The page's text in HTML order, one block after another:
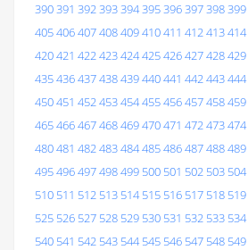
390391 392393394395396397398399
405406407408409410411 412413414
420421 422423424425426427428429
435436437438439440441 442443444
450451 452453454455456457458459
465466467468469470471 472473474
480481 482483484485486487488489
495496497498499 500 501 502 503 504
510 511 512 513 514 515 516 517 518 519
525 526 527 528 529 530 531 532 533 534
540 541 542 543 544 545 546 547 548 549